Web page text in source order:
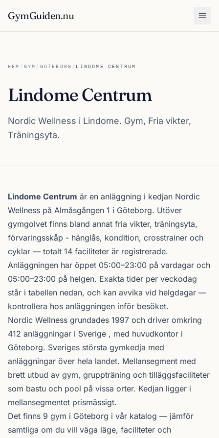
GymGuiden.nu
HEM / GYM / GÖTEBORG / LINDOME CENTRUM
Lindome Centrum
Nordic Wellness i Lindome. Gym, Fria vikter,
Träningsyta.
Om Lindome Centrum
Lindome Centrum är en anläggning i kedjan Nordic
Wellness på Almåsgången 1 i Göteborg. Utöver
gymgolvet finns bland annat fria vikter, träningsyta,
förvaringsskåp - hänglås, kondition, crosstrainer och
cyklar — totalt 14 faciliteter är registrerade.
Anläggningen har öppet 05:00–23:00 på vardagar och
05:00–23:00 på helgen. Exakta tider per veckodag
står i tabellen nedan, och kan avvika vid helgdagar —
kontrollera hos anläggningen inför besöket.
Nordic Wellness grundades 1997 och driver omkring
412 anläggningar i Sverige , med huvudkontor i
Göteborg. Sveriges största gymkedja med
anläggningar över hela landet. Mellansegment med
brett utbud av gym, gruppträning och tilläggsfaciliteter
som bastu och pool på vissa orter. Kedjan ligger i
mellansegmentet prismässigt.
Det finns 9 gym i Göteborg i vår katalog — jämför
samtliga om du vill väga läge, faciliteter och